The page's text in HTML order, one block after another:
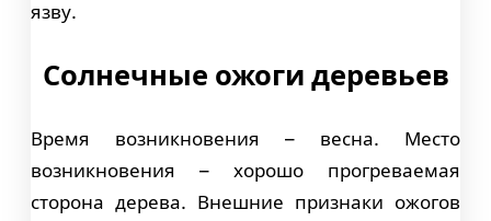
язву.
Солнечные ожоги деревьев
Время возникновения – весна. Место
возникновения – хорошо прогреваемая
сторона дерева. Внешние признаки ожогов